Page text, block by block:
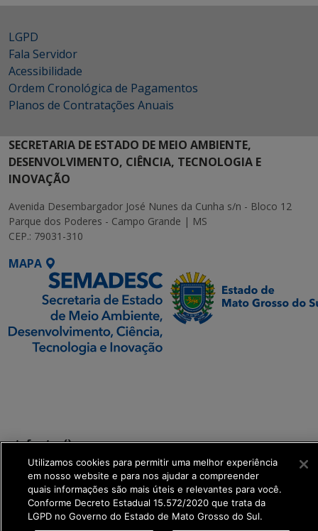
LGPD
Fala Servidor
Acessibilidade
Ordem Cronológica de Pagamentos
Planos de Contratações Anuais
SECRETARIA DE ESTADO DE MEIO AMBIENTE,
DESENVOLVIMENTO, CIÊNCIA, TECNOLOGIA E
INOVAÇÃO
Avenida Desembargador José Nunes da Cunha s/n - Bloco 12
Parque dos Poderes - Campo Grande | MS
CEP.: 79031-310
MAPA
get_footer();
Utilizamos cookies para permitir uma melhor experiência
em nosso website e para nos ajudar a compreender
quais informações são mais úteis e relevantes para você.
Conforme Decreto Estadual 15.572/2020 que trata da
LGPD no Governo do Estado de Mato Grosso do Sul.